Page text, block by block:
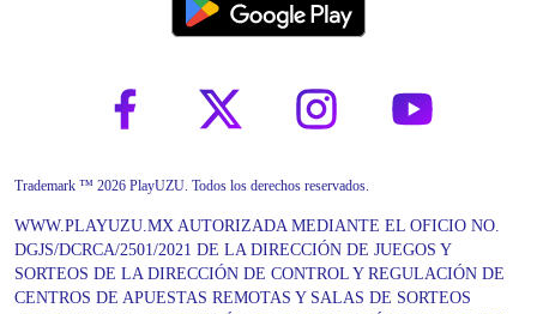
Trademark ™ 2026 PlayUZU. Todos los derechos reservados.
WWW.PLAYUZU.MX AUTORIZADA MEDIANTE EL OFICIO NO.
DGJS/DCRCA/2501/2021 DE LA DIRECCIÓN DE JUEGOS Y
SORTEOS DE LA DIRECCIÓN DE CONTROL Y REGULACIÓN DE
CENTROS DE APUESTAS REMOTAS Y SALAS DE SORTEOS